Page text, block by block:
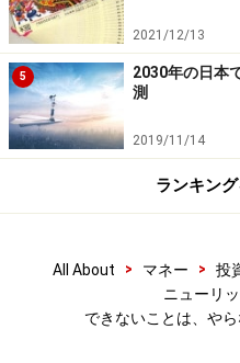
ることができるし、SNS
の人がアピールしています
しょぼいなどと暗い気分
ようです。
ただし、SNSは自己愛を
ら、そこでリア充アピー
て落ち込む必要はまったく
2021/12/13
5
2030年の日本
測
2019/11/14
ランキン
All About > マネー > 投
ニューリ
できないことは、や